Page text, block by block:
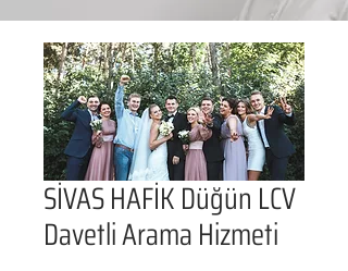
SİVAS HAFİK Düğün LCV
Davetli Arama Hizmeti